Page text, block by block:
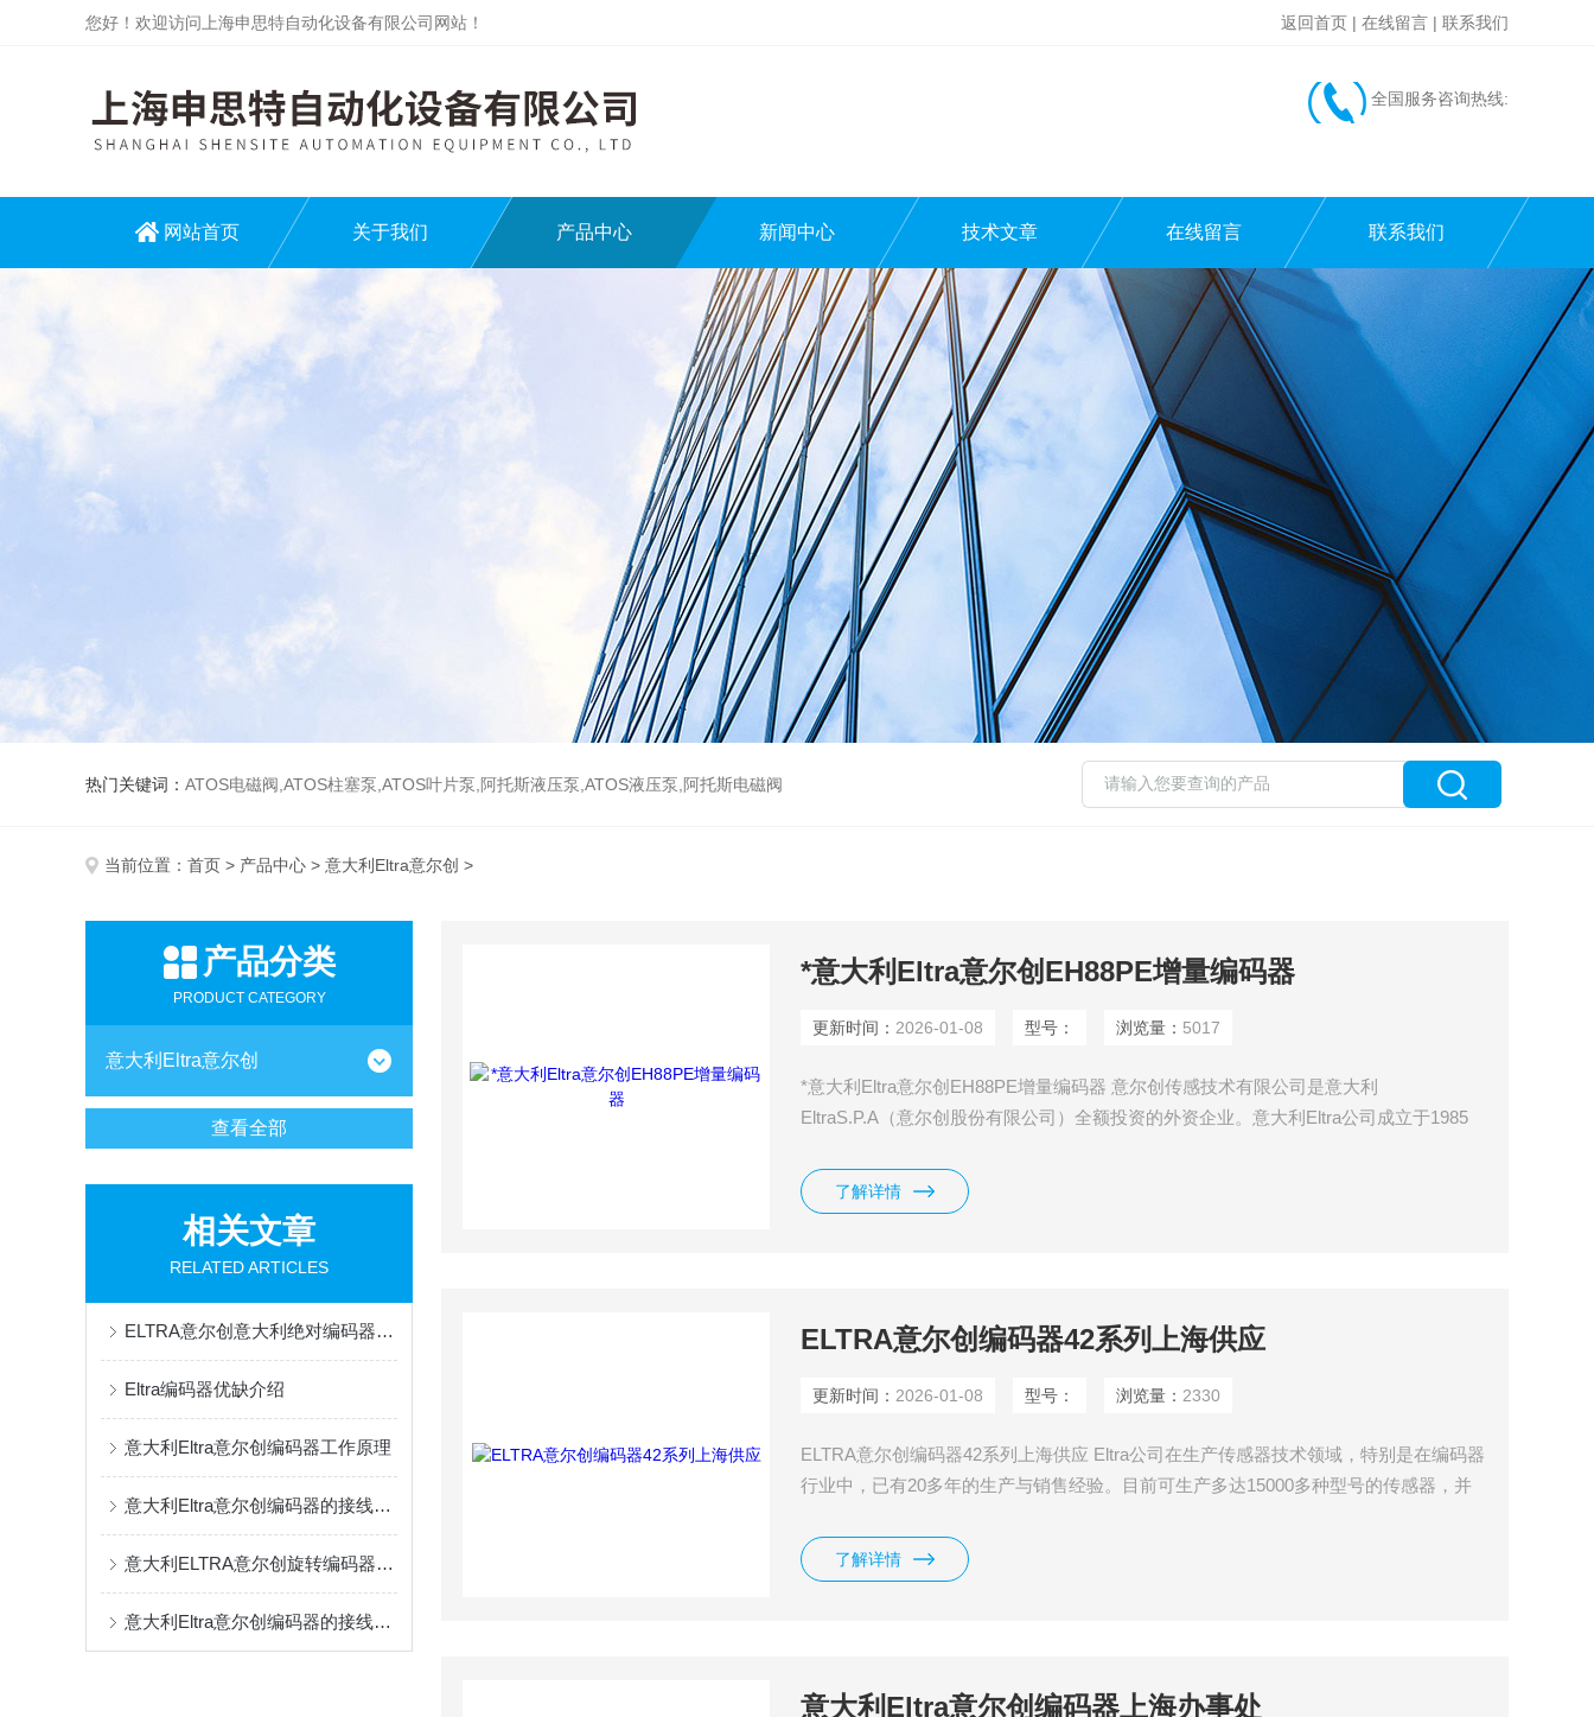
您好！欢迎访问上海申思特自动化设备有限公司网站！ 返回首页 | 在线留言 | 联系我们
全国服务咨询热线:
网站首页 关于我们 产品中心 新闻中心 技术文章 在线留言 联系我们
热门关键词： ATOS电磁阀,ATOS柱塞泵,ATOS叶片泵,阿托斯液压泵,ATOS液压泵,阿托斯电磁阀
当前位置： 首页 > 产品中心 > 意大利Eltra意尔创 >
产品分类
PRODUCT CATEGORY
意大利Eltra意尔创
查看全部
相关文章
RELATED ARTICLES
ELTRA意尔创意大利绝对编码器系列产品介绍
Eltra编码器优缺介绍
意大利Eltra意尔创编码器工作原理
意大利Eltra意尔创编码器的接线方式
意大利ELTRA意尔创旋转编码器的安装事项
意大利Eltra意尔创编码器的接线方法
*意大利Eltra意尔创EH88PE增量编码器
更新时间： 2026-01-08 型号： 浏览量： 5017
*意大利Eltra意尔创EH88PE增量编码器 意尔创传感技术有限公司是意大利
EltraS.P.A（意尔创股份有限公司）全额投资的外资企业。意大利Eltra公司成立于1985
了解详情
ELTRA意尔创编码器42系列上海供应
更新时间： 2026-01-08 型号： 浏览量： 2330
ELTRA意尔创编码器42系列上海供应 Eltra公司在生产传感器技术领域，特别是在编码器
行业中，已有20多年的生产与销售经验。目前可生产多达15000多种型号的传感器，并
了解详情
意大利Eltra意尔创编码器上海办事处